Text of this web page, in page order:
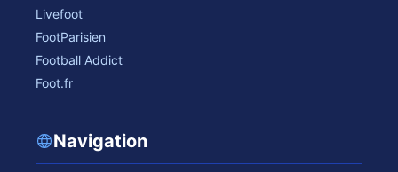
Livefoot
FootParisien
Football Addict
Foot.fr
Navigation